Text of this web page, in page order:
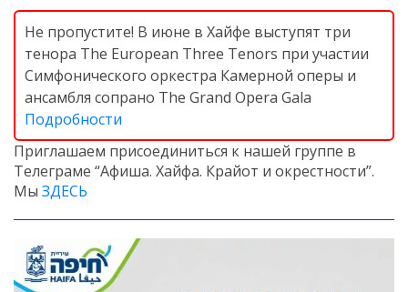
Не пропустите! В июне в Хайфе выступят три
тенора The European Three Tenors при участии
Симфонического оркестра Камерной оперы и
ансамбля сопрано The Grand Opera Gala
Подробности
Приглашаем присоединиться к нашей группе в
Телеграме “Афиша. Хайфа. Крайот и окрестности”.
Мы ЗДЕСЬ